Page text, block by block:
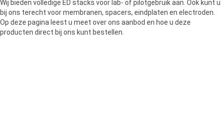
Wij bieden volledige ED stacks voor lab- of pilotgebruik aan. Ook kunt u
bij ons terecht voor membranen, spacers, eindplaten en electroden.
Op deze pagina leest u meet over ons aanbod en hoe u deze
producten direct bij ons kunt bestellen.